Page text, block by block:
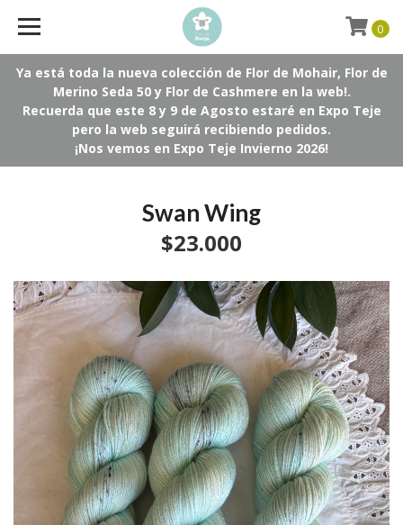
Ya está toda la nueva colección de Flor de Mohair, Flor de
Merino Seda 50 y Flor de Cashmere en la web!.
Recuerda que este 8 y 9 de Agosto estaré en Expo Teje
pero la web seguirá recibiendo pedidos.
¡Nos vemos en Expo Teje Invierno 2026!
0
Swan Wing
$23.000